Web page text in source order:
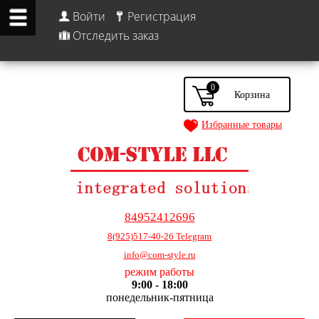
Войти
Регистрация
Отследить заказ
84952412696
8(925)517-40-26 Telegram
info@com-style.ru
режим работы
9:00 - 18:00
понедельник-пятница
0
Избранные товары